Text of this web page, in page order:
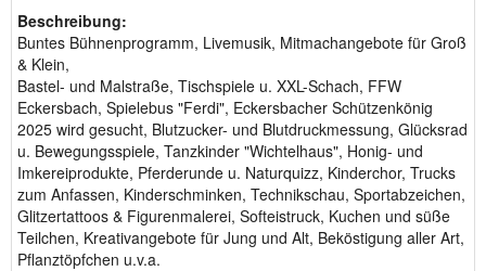
Beschreibung:
Buntes Bühnenprogramm, Livemusik, Mitmachangebote für Groß
& Klein,
Bastel- und Malstraße, Tischspiele u. XXL-Schach, FFW
Eckersbach, Spielebus "Ferdi", Eckersbacher Schützenkönig
2025 wird gesucht, Blutzucker- und Blutdruckmessung, Glücksrad
u. Bewegungsspiele, Tanzkinder "Wichtelhaus", Honig- und
Imkereiprodukte, Pferderunde u. Naturquizz, Kinderchor, Trucks
zum Anfassen, Kinderschminken, Technikschau, Sportabzeichen,
Glitzertattoos & Figurenmalerei, Softeistruck, Kuchen und süße
Teilchen, Kreativangebote für Jung und Alt, Beköstigung aller Art,
Pflanztöpfchen u.v.a.